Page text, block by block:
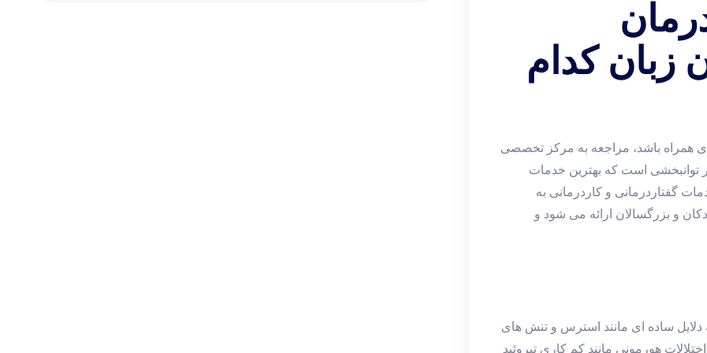
کدام
همراه باشد، مراجعه به مرکز تخصصی
توانبخشی است که بهترین خدمات
گفتاردرمانی و کاردرمانی به
و بزرگسالان ارائه می‌ شود و
ساده ‌ای مانند استرس و تنش ‌های
هورمونی مانند کم‌ کاری تیروئید